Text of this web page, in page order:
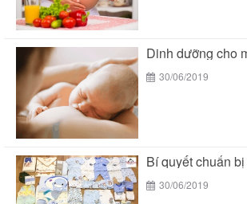
30/06/2019
30/06/2019